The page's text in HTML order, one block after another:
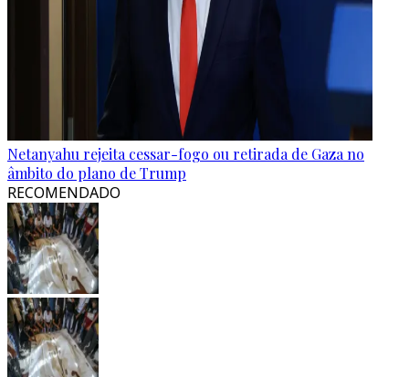
Netanyahu rejeita cessar-fogo ou retirada de Gaza no
âmbito do plano de Trump
RECOMENDADO